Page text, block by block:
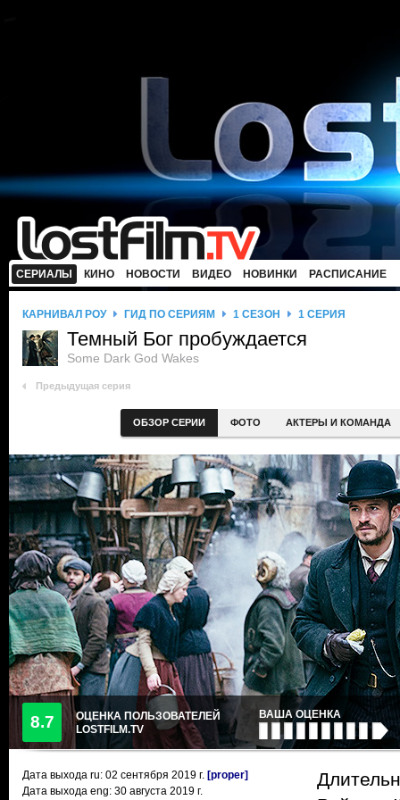
СЕРИАЛЫ КИНО НОВОСТИ ВИДЕО НОВИНКИ РАСПИСАНИЕ
КАРНИВАЛ РОУ ГИД ПО СЕРИЯМ 1 СЕЗОН 1 СЕРИЯ
Темный Бог пробуждается
Some Dark God Wakes
Предыдущая серия
ОБЗОР СЕРИИ ФОТО АКТЕРЫ И КОМАНДА
8.7
ОЦЕНКА ПОЛЬЗОВАТЕЛЕЙ
LOSTFILM.TV
ВАША ОЦЕНКА
Дата выхода ru: 02 сентября 2019 г. [proper]
Дата выхода eng: 30 августа 2019 г.